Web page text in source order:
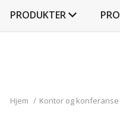
PRODUKTER
Hjem / Kontor og konferanse